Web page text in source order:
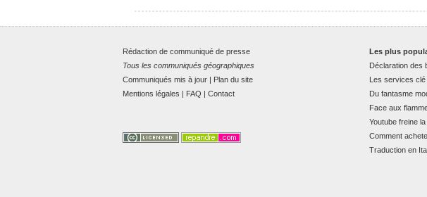
Rédaction de communiqué de presse
Tous les communiqués géographiques
Communiqués mis à jour | Plan du site
Mentions légales | FAQ | Contact
Les plus
Déclaration des
Les services
Du fantasme
Face aux
Youtube freine
Comment
Traduction en